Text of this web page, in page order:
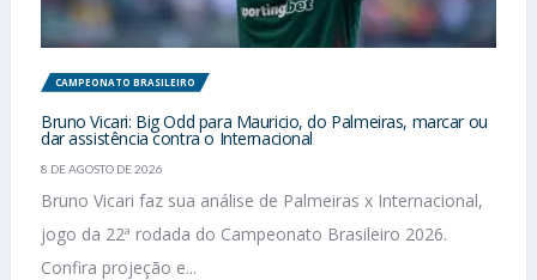
CAMPEONATO BRASILEIRO
Bruno Vicari: Big Odd para Mauricio, do Palmeiras, marcar ou
dar assistência contra o Internacional
8 DE AGOSTO DE 2026
Bruno Vicari faz sua análise de Palmeiras x Internacional,
jogo da 22ª rodada do Campeonato Brasileiro 2026.
Confira projeção e...